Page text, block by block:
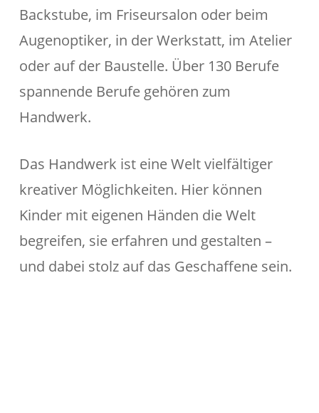
Backstube, im Friseursalon oder beim
Augenoptiker, in der Werkstatt, im Atelier
oder auf der Baustelle. Über 130 Berufe
spannende Berufe gehören zum
Handwerk.
Das Handwerk ist eine Welt vielfältiger
kreativer Möglichkeiten. Hier können
Kinder mit eigenen Händen die Welt
begreifen, sie erfahren und gestalten –
und dabei stolz auf das Geschaffene sein.